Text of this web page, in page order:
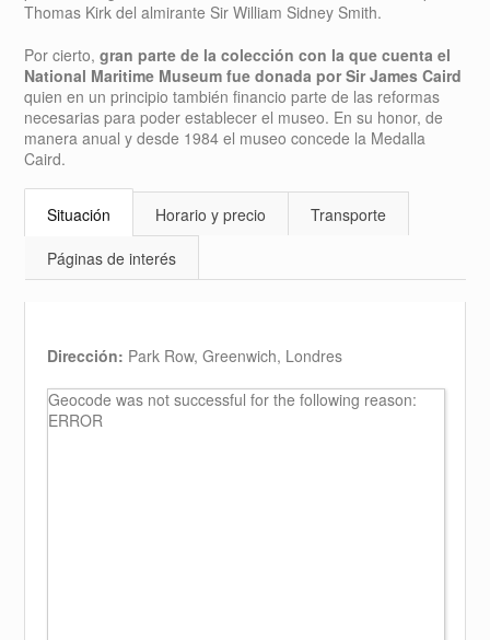
Thomas Kirk del almirante Sir William Sidney Smith.
Por cierto,gran parte de la colección con la que cuenta el
National Maritime Museum fue donada por Sir James Caird
quien en un principio también financio parte de las reformas
necesarias para poder establecer el museo. En su honor, de
manera anual y desde 1984 el museo concede la Medalla
Caird.
Situación Horario y precio
Transporte
Páginas de interés
Dirección: Park Row, Greenwich, Londres
Geocode was not successful for the following reason:
ERROR